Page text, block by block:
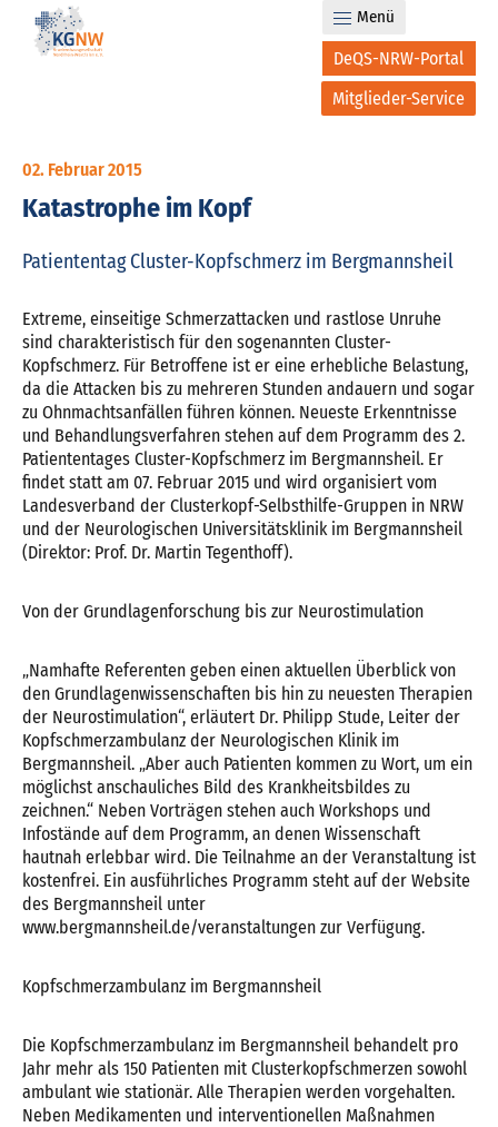
DeQS-NRW-Portal
Mitglieder-Service
Menü
02. Februar 2015
Katastrophe im Kopf
Patiententag Cluster-Kopfschmerz im Bergmannsheil
Extreme, einseitige Schmerzattacken und rastlose Unruhe
sind charakteristisch für den sogenannten Cluster-
Kopfschmerz. Für Betroffene ist er eine erhebliche Belastung,
da die Attacken bis zu mehreren Stunden andauern und sogar
zu Ohnmachtsanfällen führen können. Neueste Erkenntnisse
und Behandlungsverfahren stehen auf dem Programm des 2.
Patiententages Cluster-Kopfschmerz im Bergmannsheil. Er
findet statt am 07. Februar 2015 und wird organisiert vom
Landesverband der Clusterkopf-Selbsthilfe-Gruppen in NRW
und der Neurologischen Universitätsklinik im Bergmannsheil
(Direktor: Prof. Dr. Martin Tegenthoff).
Von der Grundlagenforschung bis zur Neurostimulation
„Namhafte Referenten geben einen aktuellen Überblick von
den Grundlagenwissenschaften bis hin zu neuesten Therapien
der Neurostimulation“, erläutert Dr. Philipp Stude, Leiter der
Kopfschmerzambulanz der Neurologischen Klinik im
Bergmannsheil. „Aber auch Patienten kommen zu Wort, um ein
möglichst anschauliches Bild des Krankheitsbildes zu
zeichnen.“ Neben Vorträgen stehen auch Workshops und
Infostände auf dem Programm, an denen Wissenschaft
hautnah erlebbar wird. Die Teilnahme an der Veranstaltung ist
kostenfrei. Ein ausführliches Programm steht auf der Website
des Bergmannsheil unter
www.bergmannsheil.de/veranstaltungen zur Verfügung.
Kopfschmerzambulanz im Bergmannsheil
Die Kopfschmerzambulanz im Bergmannsheil behandelt pro
Jahr mehr als 150 Patienten mit Clusterkopfschmerzen sowohl
ambulant wie stationär. Alle Therapien werden vorgehalten.
Neben Medikamenten und interventionellen Maßnahmen